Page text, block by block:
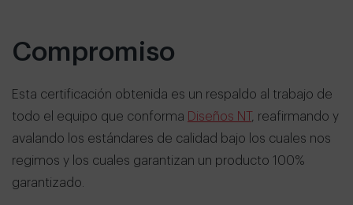
Compromiso
Esta certificación obtenida es un respaldo al trabajo de
todo el equipo que conforma
Diseños NT
, reafirmando y
avalando los estándares de calidad bajo los cuales nos
regimos y los cuales garantizan un producto 100%
garantizado.